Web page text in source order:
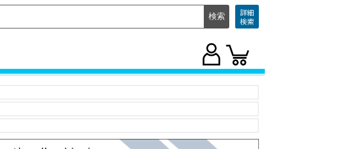
詳細
検索